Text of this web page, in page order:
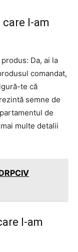
l-am
Da, ai la
comandat,
te că
semne de
de
multe detalii
l-am